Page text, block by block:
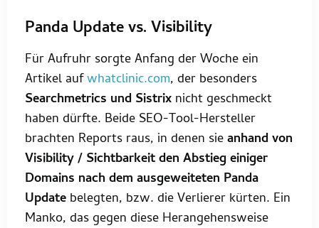
Panda Update vs. Visibility
Für Aufruhr sorgte Anfang der Woche ein
Artikel aufwhatclinic.com, der besonders
Searchmetrics und Sistrix nicht geschmeckt
haben dürfte. Beide SEO-Tool-Hersteller
brachten Reports raus, in denen sieanhand von
Visibility / Sichtbarkeit den Abstieg einiger
Domains nach dem ausgeweiteten Panda
Update belegten, bzw. die Verlierer kürten. Ein
Manko, das gegen diese Herangehensweise